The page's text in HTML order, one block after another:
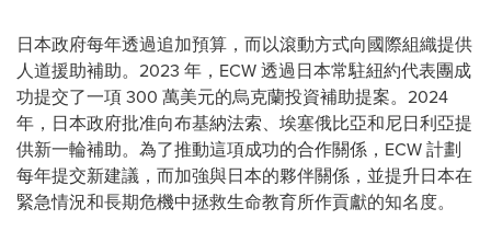
日本政府每年透過追加預算，而以滾動方式向國際組織提供
人道援助補助。2023 年，ECW 透過日本常駐紐約代表團成
功提交了一項 300 萬美元的烏克蘭投資補助提案。2024
年，日本政府批准向布基納法索、埃塞俄比亞和尼日利亞提
供新一輪補助。為了推動這項成功的合作關係，ECW 計劃
每年提交新建議，而加強與日本的夥伴關係，並提升日本在
緊急情況和長期危機中拯救生命教育所作貢獻的知名度。